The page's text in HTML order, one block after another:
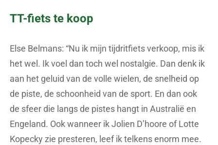
TT-fiets te koop
Else Belmans: “Nu ik mijn tijdritfiets verkoop, mis ik
het wel. Ik voel dan toch wel nostalgie. Dan denk ik
aan het geluid van de volle wielen, de snelheid op
de piste, de schoonheid van de sport. En dan ook
de sfeer die langs de pistes hangt in Australië en
Engeland. Ook wanneer ik Jolien D’hoore of Lotte
Kopecky zie presteren, leef ik telkens enorm mee.